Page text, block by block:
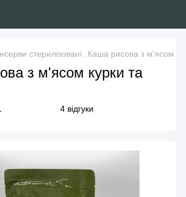
стерилізовані Каша рисова з м'ясом
з м'ясом курки та
4 відгуки